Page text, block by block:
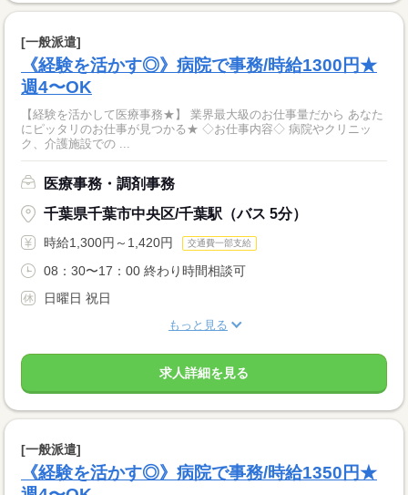
[一般派遣]
《経験を活かす◎》病院で事務/時給1300円★
週4〜OK
【経験を活かして医療事務★】 業界最大級のお仕事量だから あなた
にピッタリのお仕事が見つかる★ ◇お仕事内容◇ 病院やクリニッ
ク、介護施設での ...
医療事務・調剤事務
千葉県千葉市中央区/千葉駅（バス 5分）
時給1,300円～1,420円 交通費一部支給
08：30〜17：00 終わり時間相談可
日曜日 祝日
もっと見る
求人詳細を見る
[一般派遣]
《経験を活かす◎》病院で事務/時給1350円★